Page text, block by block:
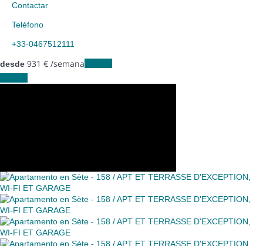
Contactar
Teléfono
+33-0467512111
desde 931 € /semana